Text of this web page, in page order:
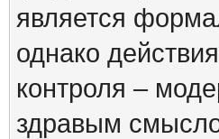
является
однако
контроля –
здравым